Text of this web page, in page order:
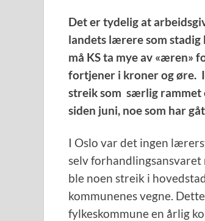
Det er tydelig at
landets lærere som
må KS ta mye av «æren»
fortjener i kroner og øre.
streik som særlig rammet
siden juni, noe som har
I Oslo var det ingen
selv
ble noen streik i
kommunenes vegne.
fylkeskommune en årlig